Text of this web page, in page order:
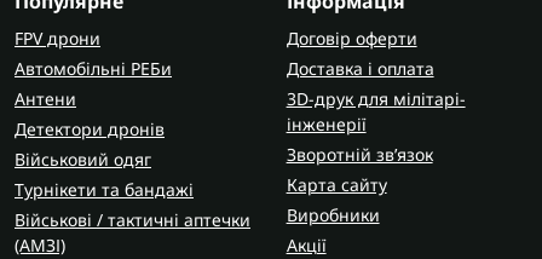
FPV дрони
Автомобільні РЕБи
Антени
Детектори дронів
Військовий одяг
Турнікети та бандажі
Військові / тактичні аптечки
(AMЗІ)
Договір оферти
Доставка і оплата
3D-друк для мілітарі-
інженерії
Зворотній зв’язок
Карта сайту
Виробники
Акції